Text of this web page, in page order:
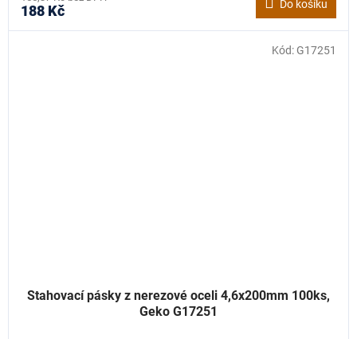
188 Kč Do košíku
Stahovací pásky z nerezové oceli 4,6x200mm 100ks,
Geko G17251
Kód: G17251